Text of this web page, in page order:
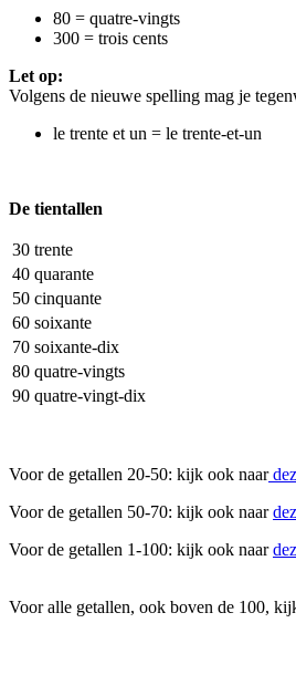
80 = quatre-vingts
300 = trois cents
Let op:
Volgens de nieuwe spelling mag je
le trente et un = le trente-et-un
De tientallen
30 trente
40 quarante
50 cinquante
60 soixante
70 soixante-dix
80 quatre-vingts
90 quatre-vingt-dix
Voor de getallen 20-50: kijk ook naar
Voor de getallen 50-70: kijk ook naar
Voor de getallen 1-100: kijk ook naar
Voor alle getallen, ook boven de 100,